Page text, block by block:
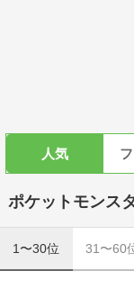
人気
ポケットモンス
1〜30位 31〜60